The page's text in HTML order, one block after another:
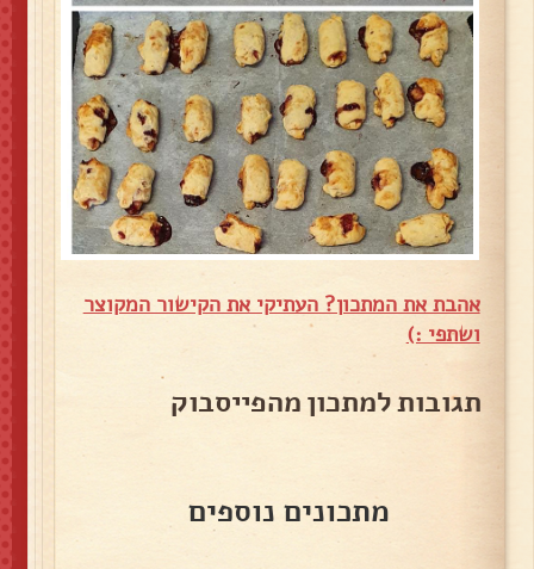
אהבת את המתכון? העתיקי את הקישור המקוצר
ושתפי :)
תגובות למתכון מהפייסבוק
מתכונים נוספים